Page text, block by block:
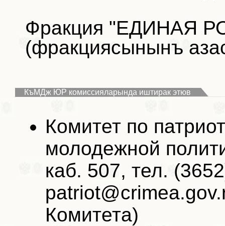
Фракция "ЕДИНАЯ
(фракциясынынъ
КъМДж ЮР комиссияларында иштирак этюв
Комитет по
молодежной
каб. 507, тел.
Комитета)